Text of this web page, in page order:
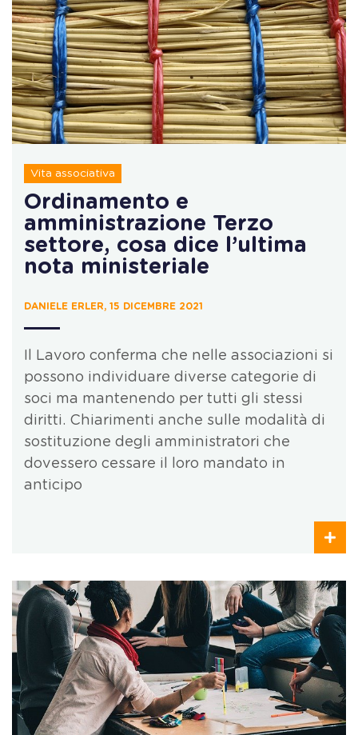
Vita associativa
Ordinamento e
amministrazione Terzo
settore, cosa dice l’ultima
nota ministeriale
DANIELE ERLER, 15 DICEMBRE 2021
Il Lavoro conferma che nelle associazioni si
possono individuare diverse categorie di
soci ma mantenendo per tutti gli stessi
diritti. Chiarimenti anche sulle modalità di
sostituzione degli amministratori che
dovessero cessare il loro mandato in
anticipo